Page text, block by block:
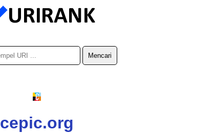
cepic.org